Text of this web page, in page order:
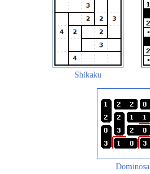
Shikaku
Dominosa